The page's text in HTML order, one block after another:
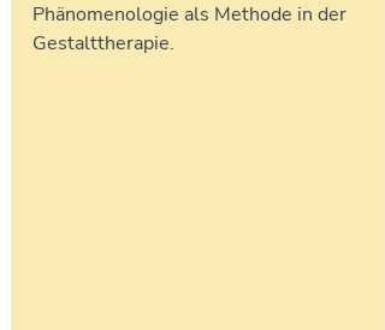
Phänomenologie als Methode in der
Gestalttherapie.